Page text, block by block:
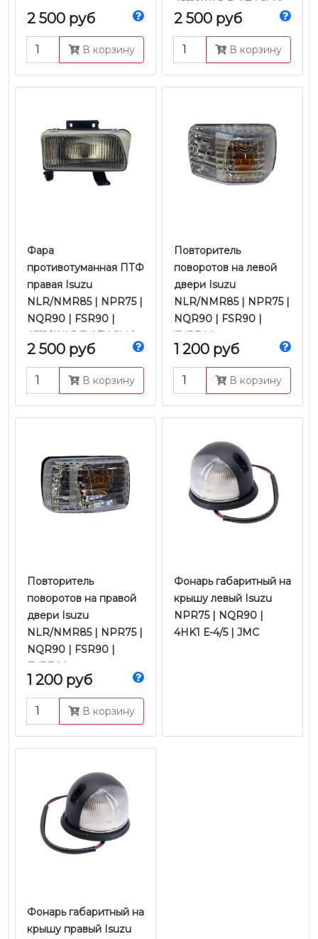
2 500 руб
В корзину
4JJ1/4HK1 Е-4/5 | JMC
2 500 руб
В корзину
Фара
противотуманная ПТФ
правая Isuzu
NLR/NMR85 | NPR75 |
NQR90 | FSR90 |
4JJ1/4HK1 Е-4/5 | JMC
2 500 руб
В корзину
Повторитель
поворотов на левой
двери Isuzu
NLR/NMR85 | NPR75 |
NQR90 | FSR90 |
FVR34 |
4JJ1/4HK1/6HK1 Е-4/5 |
JMC
1 200 руб
В корзину
Повторитель
поворотов на правой
двери Isuzu
NLR/NMR85 | NPR75 |
NQR90 | FSR90 |
FVR34 |
4JJ1/4HK1/6HK1 Е-4/5 |
JMC
1 200 руб
В корзину
Фонарь габаритный на
крышу левый Isuzu
NPR75 | NQR90 |
4HK1 Е-4/5 | JMC
Фонарь габаритный на
крышу правый Isuzu